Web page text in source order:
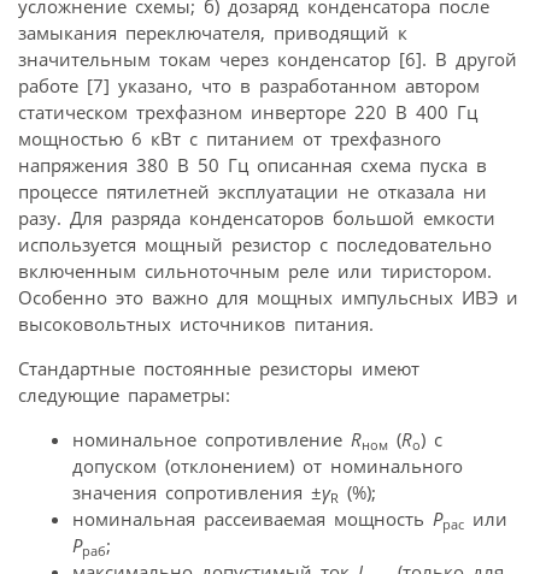
усложнение схемы; б) дозаряд конденсатора после
замыкания переключателя, приводящий к
значительным токам через конденсатор [6]. В другой
работе [7] указано, что в разработанном автором
статическом трехфазном инверторе 220 В 400 Гц
мощностью 6 кВт с питанием от трехфазного
напряжения 380 В 50 Гц описанная схема пуска в
процессе пятилетней эксплуатации не отказала ни
разу. Для разряда конденсаторов большой емкости
используется мощный резистор с последовательно
включенным сильноточным реле или тиристором.
Особенно это важно для мощных импульсных ИВЭ и
высоковольтных источников питания.
Стандартные постоянные резисторы имеют
следующие параметры:
номинальное сопротивление Rном (Rо) с
допуском (отклонением) от номинального
значения сопротивления ±γR (%);
номинальная рассеиваемая мощность Pрас или
Pраб;